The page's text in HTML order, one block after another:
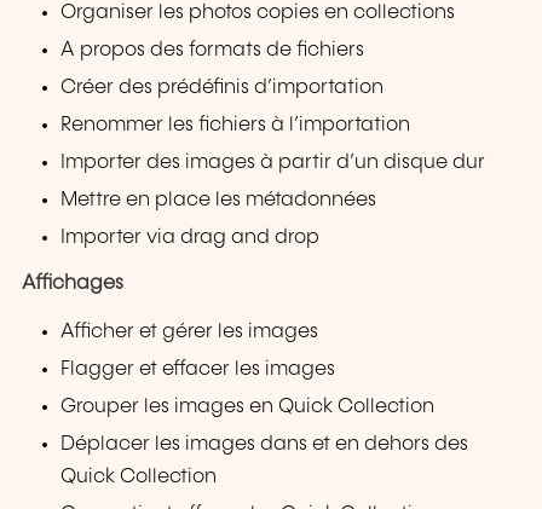
Organiser les photos copies en collections
A propos des formats de fichiers
Créer des prédéfinis d’importation
Renommer les fichiers à l’importation
Importer des images à partir d’un disque dur
Mettre en place les métadonnées
Importer via drag and drop
Affichages
Afficher et gérer les images
Flagger et effacer les images
Grouper les images en Quick Collection
Déplacer les images dans et en dehors des
Quick Collection